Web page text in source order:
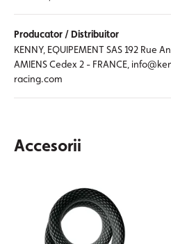
Producator / Distribuitor
KENNY, EQUIPEMENT SAS 192 Rue
AMIENS Cedex 2 - FRANCE,
racing.com
Accesorii